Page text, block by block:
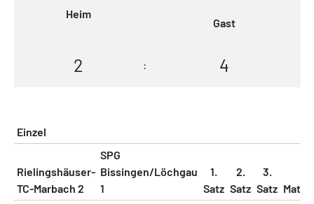
Heim
Gast
2 : 4
Einzel
Rielingshäuser-
TC-Marbach 2
SPG
Bissingen/Löchgau
1
1.
Satz
2.
Satz
3.
Satz